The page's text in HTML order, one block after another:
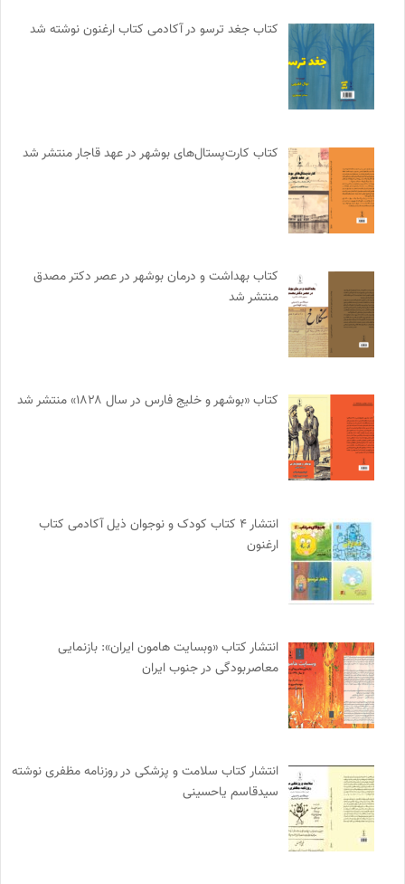
کتاب جغد ترسو در آکادمی کتاب ارغنون نوشته شد
کتاب کارت‌پستال‌های بوشهر در عهد قاجار منتشر شد
کتاب بهداشت و درمان بوشهر در عصر دکتر مصدق
منتشر شد
کتاب «بوشهر و خلیج فارس در سال ۱۸۲۸» منتشر شد
انتشار ۴ کتاب کودک و نوجوان ذیل آکادمی کتاب
ارغنون
انتشار کتاب «وبسایت هامون ایران»: بازنمایی
معاصربودگی در جنوب ایران
انتشار کتاب سلامت و پزشکی در روزنامه مظفری نوشته
سیدقاسم یاحسینی